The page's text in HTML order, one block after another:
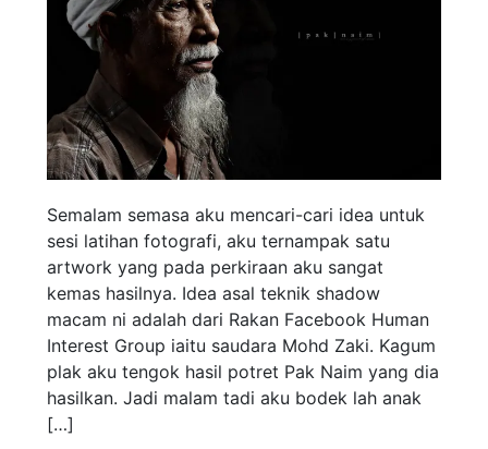
Semalam semasa aku mencari-cari idea untuk
sesi latihan fotografi, aku ternampak satu
artwork yang pada perkiraan aku sangat
kemas hasilnya. Idea asal teknik shadow
macam ni adalah dari Rakan Facebook Human
Interest Group iaitu saudara Mohd Zaki. Kagum
plak aku tengok hasil potret Pak Naim yang dia
hasilkan. Jadi malam tadi aku bodek lah anak
[…]